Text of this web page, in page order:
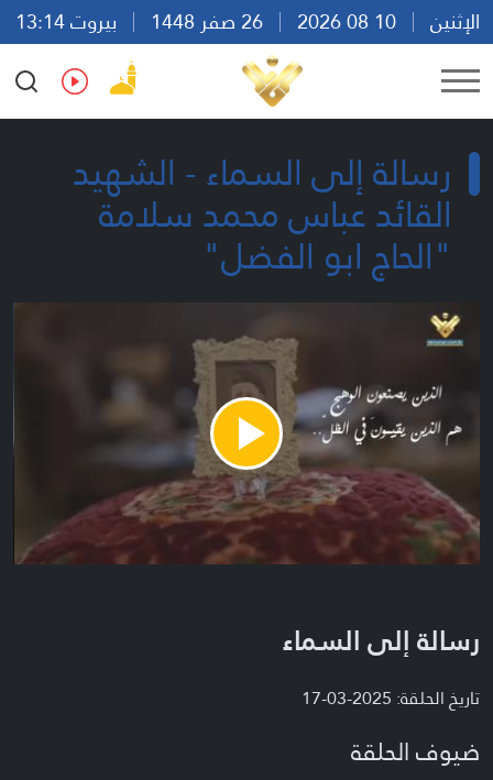
الإثنين
بيروت 13:14
Ar
En Fr Es
رسالة إلى السماء - الشهيد
القائد عباس محمد سلامة
"الحاج ابو الفضل"
Play
Video
رسالة إلى السماء
تاريخ الحلقة: 2025-03-17
ضيوف الحلقة